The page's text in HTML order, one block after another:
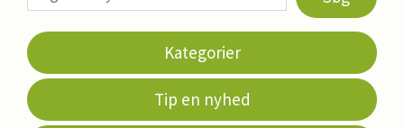
Kategorier
Tip en nyhed